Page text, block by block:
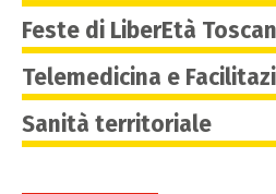
Feste di LiberEtà
Telemedicina e
Sanità territoriale